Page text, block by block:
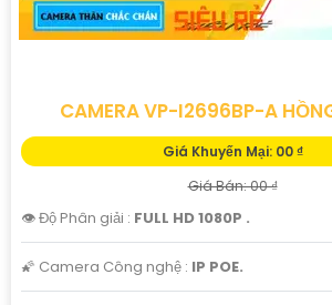
CAMERA VP-I2696BP-A
Giá Khuyến Mại: 00 ₫
Giá Bán: 00 ₫
👁 Độ Phân giải : FULL HD 1080P .
🌠 Camera Công nghệ : IP POE.